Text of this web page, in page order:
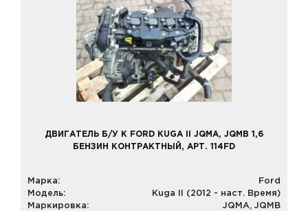
ДВИГАТЕЛЬ Б/У К FORD KUGA II JQMA, JQMB 1,6
БЕНЗИН КОНТРАКТНЫЙ, АРТ. 114FD
Марка:
Ford
Модель:
Kuga II (2012 - наст. Время)
Маркировка:
JQMA, JQMB